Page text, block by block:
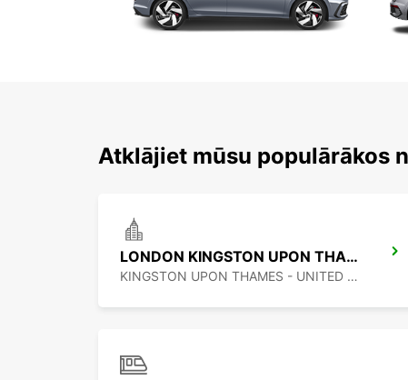
Atklājiet mūsu populārākos
LONDON KINGSTON UPON THAMES
KINGSTON UPON THAMES - UNITED KINGDOM